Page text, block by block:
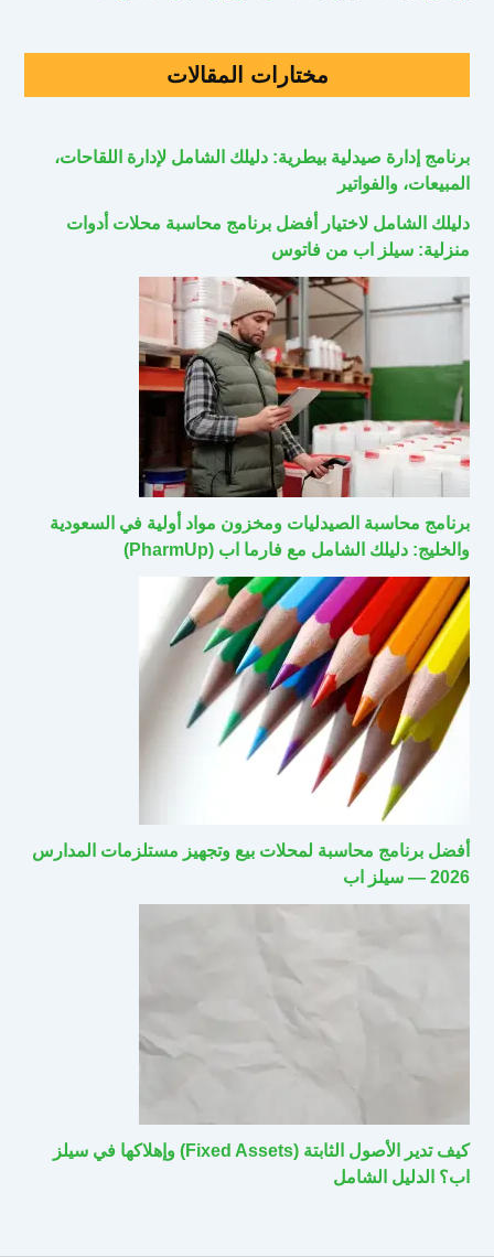
مختارات المقالات
برنامج إدارة صيدلية بيطرية: دليلك الشامل لإدارة اللقاحات،
المبيعات، والفواتير
دليلك الشامل لاختيار أفضل برنامج محاسبة محلات أدوات
منزلية: سيلز اب من فاتوس
برنامج محاسبة الصيدليات ومخزون مواد أولية في السعودية
والخليج: دليلك الشامل مع فارما اب (PharmUp)
أفضل برنامج محاسبة لمحلات بيع وتجهيز مستلزمات المدارس
2026 — سيلز اب
كيف تدير الأصول الثابتة (Fixed Assets) وإهلاكها في سيلز
اب؟ الدليل الشامل